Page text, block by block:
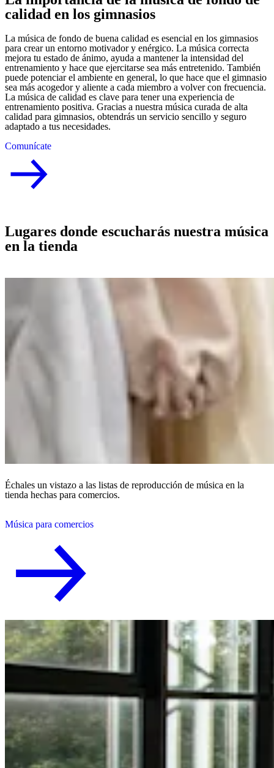
calidad en los gimnasios
La música de fondo de buena calidad es esencial en los gimnasios
para crear un entorno motivador y enérgico. La música correcta
mejora tu estado de ánimo, ayuda a mantener la intensidad del
entrenamiento y hace que ejercitarse sea más entretenido. También
puede potenciar el ambiente en general, lo que hace que el gimnasio
sea más acogedor y aliente a cada miembro a volver con frecuencia.
La música de calidad es clave para tener una experiencia de
entrenamiento positiva. Gracias a nuestra música curada de alta
calidad para gimnasios, obtendrás un servicio sencillo y seguro
adaptado a tus necesidades.
Comunícate
Lugares donde escucharás nuestra música
en la tienda
Échales un vistazo a las listas de reproducción de música en la
tienda hechas para comercios.
Música para comercios